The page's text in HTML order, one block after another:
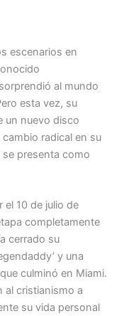
escenarios en
al mundo
esta vez, su
un nuevo disco
cambio radical en su
se presenta como
el 10 de julio de
completamente
cerrado su
y una
culminó en Miami.
al cristianismo a
su vida personal